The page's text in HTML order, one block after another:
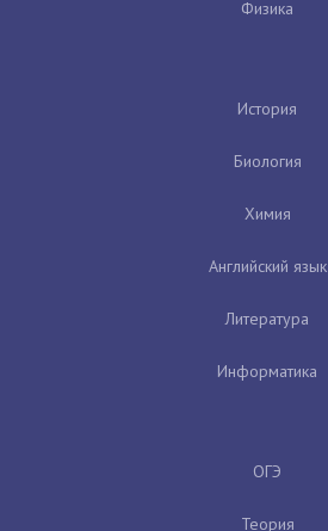
Физика
История
Биология
Химия
Английский язык
Литература
Информатика
ОГЭ
Теория